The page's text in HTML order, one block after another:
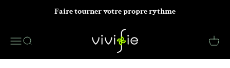
Faire tourner votre propre rythme
MenuRecherche
VIVIFIE Official
Panier